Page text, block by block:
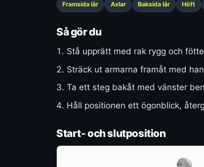
Framsida lår Axlar Baksida lår Höft
Så gör du
Stå upprätt med rak rygg och
Sträck ut armarna framåt med
Ta ett steg bakåt med vänster
Håll positionen ett ögonblick,
Start- och slutposition